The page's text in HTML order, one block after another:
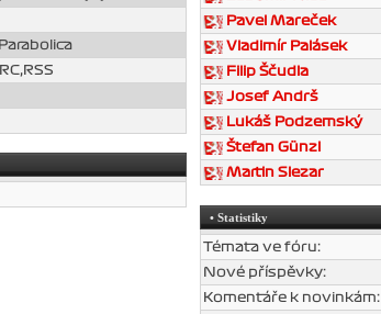
Pavel Mareček
Vladimír Palásek
Filip Ščudla
Josef Andrš
Lukáš Podzemský
Štefan Günzl
Martin Slezar
• Statistiky
Témata ve fóru:
Nové příspěvky:
Komentáře k novinkám: